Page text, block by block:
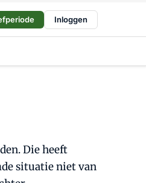
Inloggen
Die heeft
situatie niet van